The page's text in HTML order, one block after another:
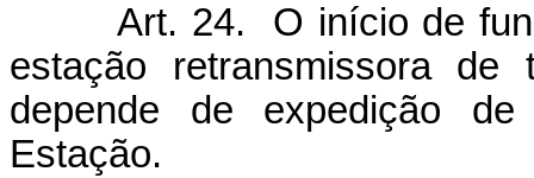
Art. 24. O início de
estação retransmissora
depende de expedição
Estação.